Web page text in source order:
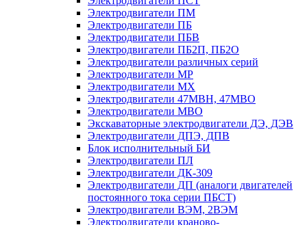
Электродвигатели ПМ
Электродвигатели ПБ
Электродвигатели ПБВ
Электродвигатели ПБ2П, ПБ2О
Электродвигатели различных серий
Электродвигатели МР
Электродвигатели MX
Электродвигатели 47MBH, 47МВО
Электродвигатели MBO
Экскаваторные электродвигатели ДЭ, ДЭВ
Электродвигатели ДПЭ, ДПВ
Блок исполнительный БИ
Электродвигатели ПЛ
Электродвигатели ДК-309
Электродвигатели ДП (аналоги двигателей
постоянного тока серии ПБСТ)
Электродвигатели ВЭМ, 2ВЭМ
Электродвигатели краново-